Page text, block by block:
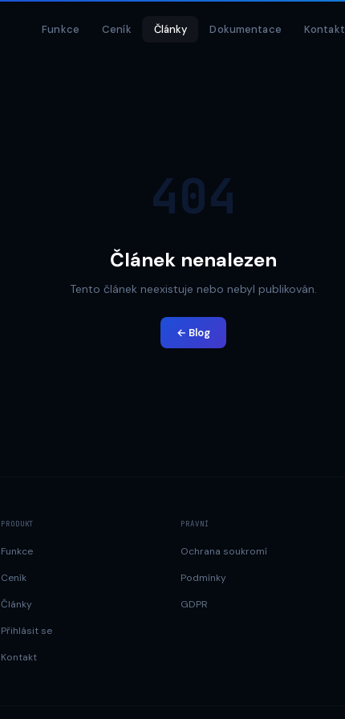
Funkce Ceník Články Dokumentace Kontakt
404
Článek nenalezen
Tento článek neexistuje nebo nebyl publikován.
← Blog
PRODUKT
Funkce
Ceník
Články
Přihlásit se
Kontakt
PRÁVNÍ
Ochrana soukromí
Podmínky
GDPR